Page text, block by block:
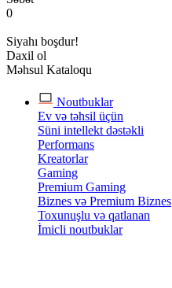
0
Siyahı boşdur!
Daxil ol
Məhsul Kataloqu
Noutbuklar
Ev və təhsil üçün
Süni intellekt dəstəkli
Performans
Kreatorlar
Gaming
Premium Gaming
Biznes və Premium Biznes
Toxunuşlu və qatlanan
İmicli noutbuklar